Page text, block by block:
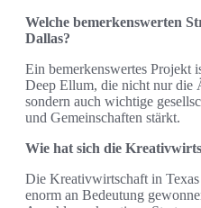
Welche bemerkenswerten
Dallas?
Ein bemerkenswertes Projekt
Deep Ellum, die nicht nur die
sondern auch wichtige
und Gemeinschaften stärkt.
Wie hat sich die
Die Kreativwirtschaft in Texas
enorm an Bedeutung